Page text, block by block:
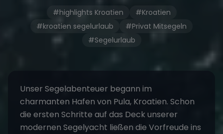
#highlights Kroatien
#Kroatien
#kroatien segelurlaub
#Privat Mitsegeln
#Segelurlaub
Unser Segelabenteuer begann im
charmanten Hafen von Pula, Kroatien. Schon
die ersten Schritte auf das Deck unserer
modernen Segelyacht ließen die Vorfreude ins